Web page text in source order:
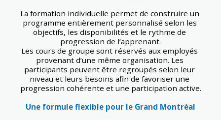
La formation individuelle permet de construire un
programme entièrement personnalisé selon les
objectifs, les disponibilités et le rythme de
progression de l’apprenant.
Les cours de groupe sont réservés aux employés
provenant d’une même organisation. Les
participants peuvent être regroupés selon leur
niveau et leurs besoins afin de favoriser une
progression cohérente et une participation active.
Une formule flexible pour le Grand Montréal